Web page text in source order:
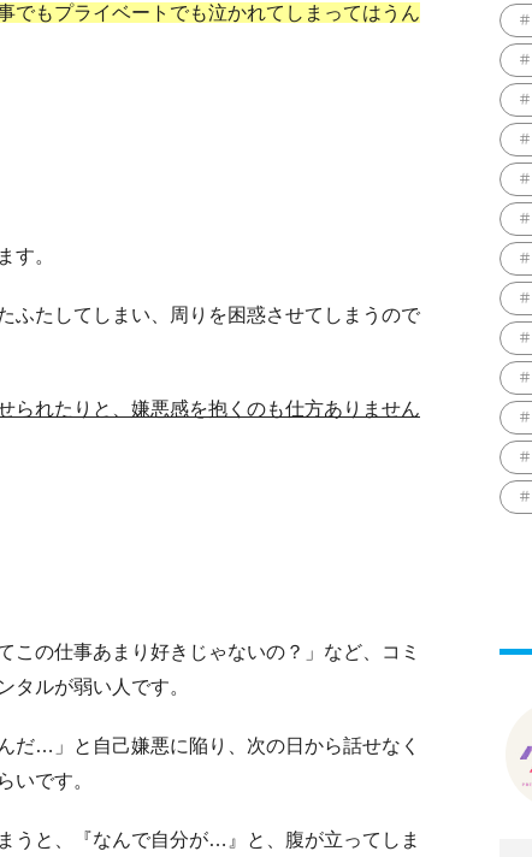
でもプライベートでも泣かれてしまってはうん
す。
ふたしてしまい、周りを困惑させてしまうので
られたりと、嫌悪感を抱くのも仕方ありません
この仕事あまり好きじゃないの？」など、コミ
タルが弱い人です。
だ…」と自己嫌悪に陥り、次の日から話せなく
いです。
うと、『なんで自分が…』と、腹が立ってしま